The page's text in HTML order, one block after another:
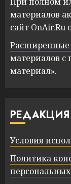
материалов
сайт OnAir.Ru
Расширенные
материалов
материал».
РЕДАКЦИЯ
Условия
Политика